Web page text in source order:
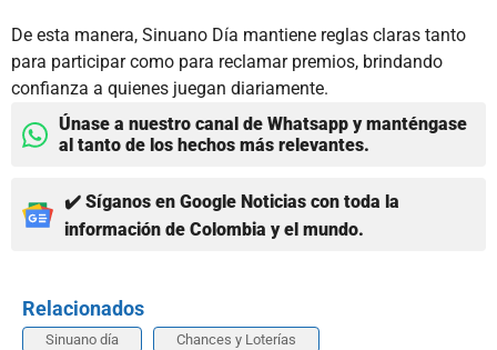
De esta manera, Sinuano Día mantiene reglas claras tanto
para participar como para reclamar premios, brindando
confianza a quienes juegan diariamente.
Únase a nuestro canal de Whatsapp y manténgase
al tanto de los hechos más relevantes.
✔️ Síganos en Google Noticias con toda la
información de Colombia y el mundo.
Relacionados
Sinuano día Chances y Loterías